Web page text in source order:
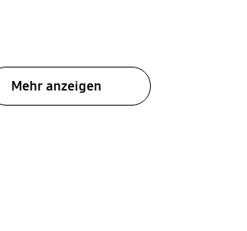
Mehr anzeigen